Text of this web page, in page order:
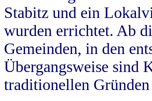
Stabitz und ein
wurden errichtet. Ab
Gemeinden, in den
Übergangsweise sind
traditionellen